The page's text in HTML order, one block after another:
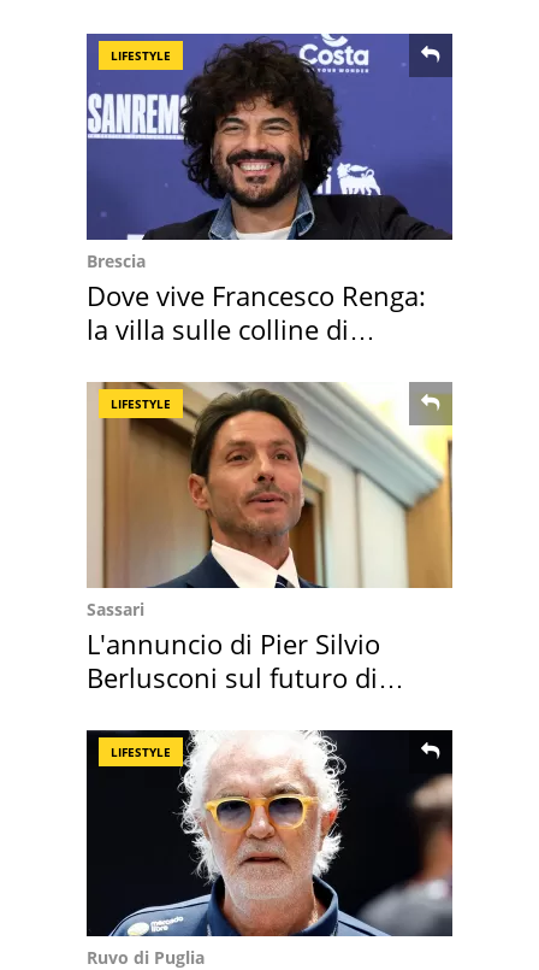
LIFESTYLE
Brescia
Dove vive Francesco Renga:
la villa sulle colline di
LIFESTYLE
Sassari
L'annuncio di Pier Silvio
Berlusconi sul futuro di
LIFESTYLE
Ruvo di Puglia